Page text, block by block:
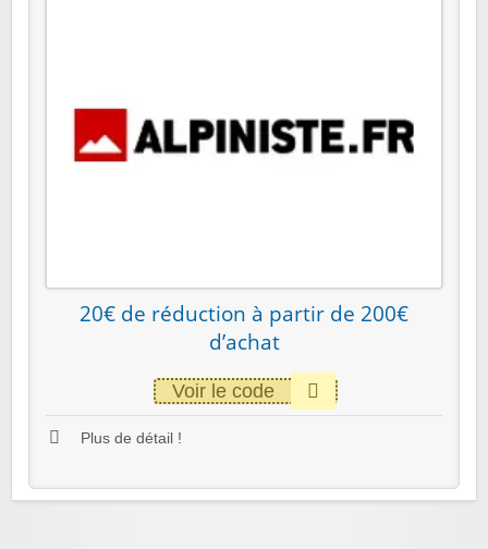
20€ de réduction à partir de 200€
d’achat
Voir le code
Plus de détail !